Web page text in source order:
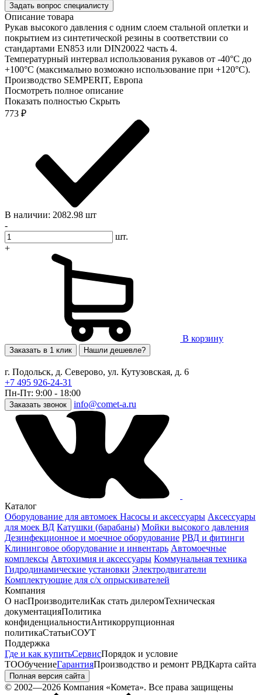
Задать вопрос специалисту
Описание товара
Рукав высокого давления с одним слоем стальной оплетки и
покрытием из синтетической резины в соответствии со
стандартами EN853 или DIN20022 часть 4.
Температурный интервал использования рукавов от -40°С до
+100°С (максимально возможно использование при +120°С).
Производство SEMPERIT, Европа
Посмотреть полное описание
Показать полностью Скрыть
773 ₽
В наличии: 2082.98 шт
-
шт.
+
В корзину
Заказать в 1 клик Нашли дешевле?
г. Подольск, д. Северово, ул. Кутузовская, д. 6
+7 495 926-24-31
Пн-Пт: 9:00 - 18:00
Заказать звонок info@comet-a.ru
Каталог
Оборудование для автомоек Насосы и аксессуары Аксессуары
для моек ВД Катушки (барабаны) Мойки высокого давления
Дезинфекционное и моечное оборудование РВД и фитинги
Клининговое оборудование и инвентарь Автомоечные
комплексы Автохимия и аксессуары Коммунальная техника
Гидродинамические установки Электродвигатели
Комплектующие для с/х опрыскивателей
Компания
О насПроизводителиКак стать дилеромТехническая
документацияПолитика
конфиденциальностиАнтикоррупционная
политикаСтатьиСОУТ
Поддержка
Где и как купитьСервисПорядок и условие
ТООбучениеГарантияПроизводство и ремонт РВДКарта сайта
Полная версия сайта
© 2002—2026 Компания «Комета». Все права защищены